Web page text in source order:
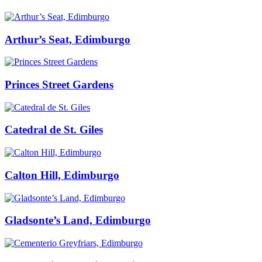
Arthur’s Seat, Edimburgo
Princes Street Gardens
Catedral de St. Giles
Calton Hill, Edimburgo
Gladsonte’s Land, Edimburgo